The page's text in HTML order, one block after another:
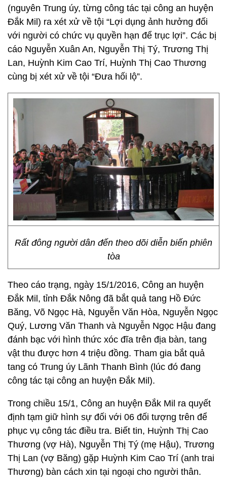
(nguyên Trung úy, từng công tác tại công an huyện
Đắk Mil) ra xét xử về tội “Lợi dụng ảnh hưởng đối
với người có chức vụ quyền hạn để trục lợi”. Các bị
cáo Nguyễn Xuân An, Nguyễn Thị Tý, Trương Thị
Lan, Huỳnh Kim Cao Trí, Huỳnh Thị Cao Thương
cùng bị xét xử về tội “Đưa hối lộ”.
Rất đông người dân đến theo dõi diễn biến phiên
tòa
Theo cáo trạng, ngày 15/1/2016, Công an huyện
Đắk Mil, tỉnh Đắk Nông đã bắt quả tang Hồ Đức
Băng, Võ Ngọc Hà, Nguyễn Văn Hòa, Nguyễn Ngọc
Quý, Lương Văn Thanh và Nguyễn Ngọc Hậu đang
đánh bạc với hình thức xóc đĩa trên địa bàn, tang
vật thu được hơn 4 triệu đồng. Tham gia bắt quả
tang có Trung úy Lãnh Thanh Bình (lúc đó đang
công tác tại công an huyện Đắk Mil).
Trong chiều 15/1, Công an huyện Đắk Mil ra quyết
định tạm giữ hình sự đối với 06 đối tượng trên để
phục vụ công tác điều tra. Biết tin, Huỳnh Thị Cao
Thương (vợ Hà), Nguyễn Thị Tý (mẹ Hậu), Trương
Thị Lan (vợ Băng) gặp Huỳnh Kim Cao Trí (anh trai
Thương) bàn cách xin tại ngoại cho người thân.